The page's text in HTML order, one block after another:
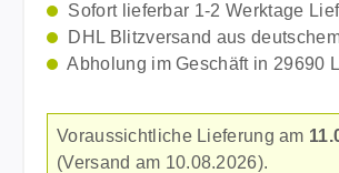
Sofort lieferbar 1-2 Werktage
DHL Blitzversand aus
Abholung im Geschäft in 29690
Voraussichtliche Lieferung am
(Versand am 10.08.2026).